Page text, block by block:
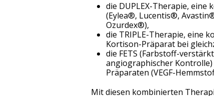
die DUPLEX-Therapie, eine
(Eylea®, Lucentis®,
Ozurdex®),
die TRIPLE-Therapie, eine
Kortison-Präparat bei
die FETS (Farbstoff-
angiographischer
Präparaten (VEGF-
Mit diesen kombinierten